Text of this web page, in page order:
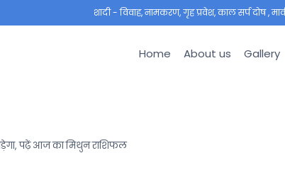
शादी - विवाह, नामकरण, गृह प्रवेश, काल सर्प दोष ,
Home About us Gallery
पढ़ें आज का मिथुन राशिफल